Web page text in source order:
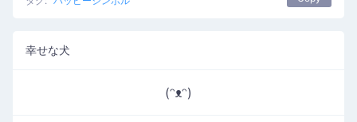
幸せな犬
(ᵔᴥᵔ)